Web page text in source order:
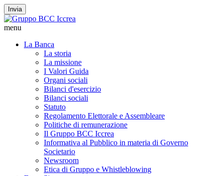
Invia
menu
La Banca
La storia
La missione
I Valori Guida
Organi sociali
Bilanci d'esercizio
Bilanci sociali
Statuto
Regolamento Elettorale e Assembleare
Politiche di remunerazione
Il Gruppo BCC Iccrea
Informativa al Pubblico in materia di Governo
Societario
Newsroom
Etica di Gruppo e Whistleblowing